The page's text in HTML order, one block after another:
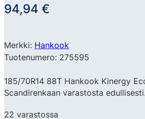
94,94 €
Merkki: Hankook
Tuotenumero: 275595
185/70R14 88T Hankook Kinergy
Scandirenkaan varastosta edullisesti.
22 varastossa